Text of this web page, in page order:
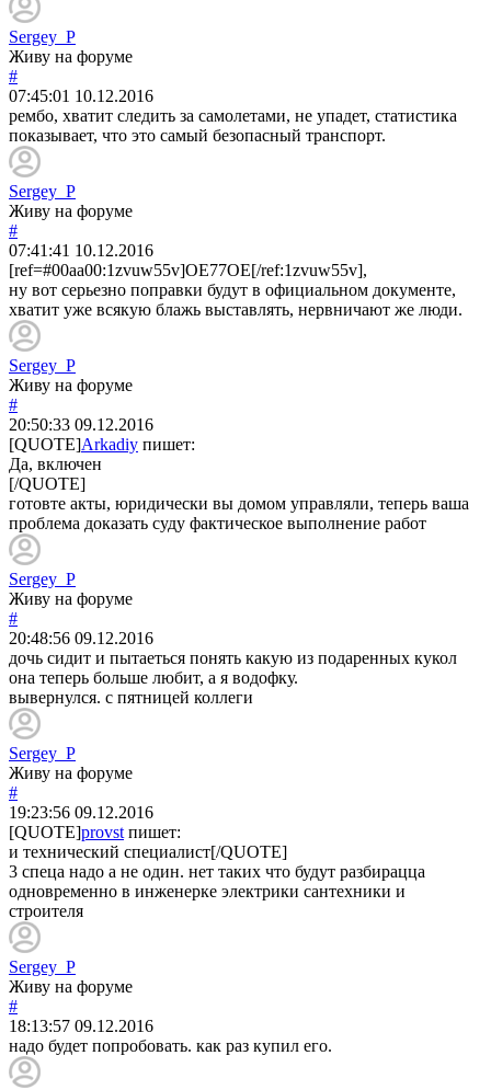
Sergey_P
Живу на форуме
#
07:45:01 10.12.2016
рембо, хватит следить за самолетами, не упадет, статистика
показывает, что это самый безопасный транспорт.
Sergey_P
Живу на форуме
#
07:41:41 10.12.2016
[ref=#00aa00:1zvuw55v]OE77OE[/ref:1zvuw55v],
ну вот серьезно поправки будут в официальном документе,
хватит уже всякую блажь выставлять, нервничают же люди.
Sergey_P
Живу на форуме
#
20:50:33 09.12.2016
[QUOTE]Arkadiy пишет:
Да, включен
[/QUOTE]
готовте акты, юридически вы домом управляли, теперь ваша
проблема доказать суду фактическое выполнение работ
Sergey_P
Живу на форуме
#
20:48:56 09.12.2016
дочь сидит и пытаеться понять какую из подаренных кукол
она теперь больше любит, а я водофку.
вывернулся. с пятницей коллеги
Sergey_P
Живу на форуме
#
19:23:56 09.12.2016
[QUOTE]provst пишет:
и технический специалист[/QUOTE]
3 спеца надо а не один. нет таких что будут разбирацца
одновременно в инженерке электрики сантехники и
строителя
Sergey_P
Живу на форуме
#
18:13:57 09.12.2016
надо будет попробовать. как раз купил его.